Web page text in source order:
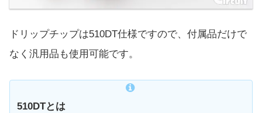
ドリップチップは510DT仕様ですので、付属品だけで
なく汎用品も使用可能です。
510DTとは